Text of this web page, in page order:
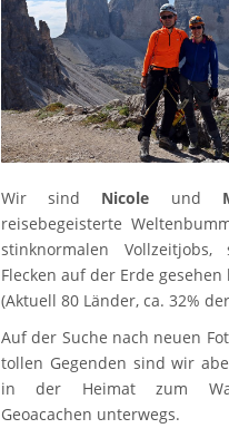
Wir sind Nicole und
reisebegeisterte
stinknormalen Vollzeitjobs,
Flecken auf der Erde gesehen
(Aktuell 80 Länder, ca. 32%
Auf der Suche nach neuen
tollen Gegenden sind wir
in der Heimat zum
Geoacachen unterwegs.